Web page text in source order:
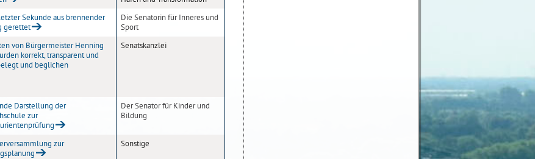
Sekunde aus brennender
gerettet
Die Senatorin für Inneres und
Sport
von Bürgermeister Henning
korrekt, transparent und
und beglichen
Senatskanzlei
Darstellung der
zur
Der Senator für Kinder und
Bildung
zur
Sonstige